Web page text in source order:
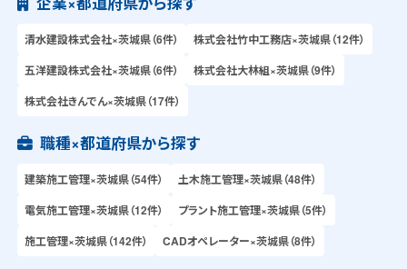
清水建設株式会社×茨城県（6件）
株式会社竹中工務店×茨城県（12件）
五洋建設株式会社×茨城県（6件）
株式会社大林組×茨城県（9件）
株式会社きんでん×茨城県（17件）
職種×都道府県から探す
建築施工管理×茨城県（54件）
土木施工管理×茨城県（48件）
電気施工管理×茨城県（12件）
プラント施工管理×茨城県（5件）
施工管理×茨城県（142件）
CADオペレーター×茨城県（8件）